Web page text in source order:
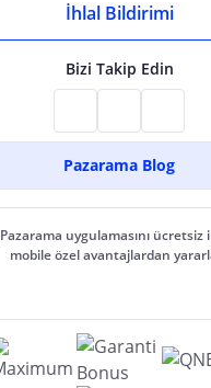
İhlal Bildirimi
Bizi Takip Edin
Pazarama Blog
Pazarama uygulamasını ücretsiz
mobile özel avantajlardan